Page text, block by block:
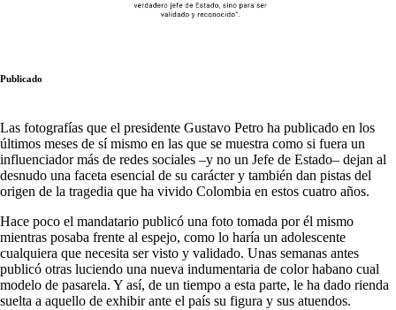
Publicado
Las fotografías que el presidente Gustavo Petro ha publicado en los
últimos meses de sí mismo en las que se muestra como si fuera un
influenciador más de redes sociales –y no un Jefe de Estado– dejan al
desnudo una faceta esencial de su carácter y también dan pistas del
origen de la tragedia que ha vivido Colombia en estos cuatro años.
Hace poco el mandatario publicó una foto tomada por él mismo
mientras posaba frente al espejo, como lo haría un adolescente
cualquiera que necesita ser visto y validado. Unas semanas antes
publicó otras luciendo una nueva indumentaria de color habano cual
modelo de pasarela. Y así, de un tiempo a esta parte, le ha dado rienda
suelta a aquello de exhibir ante el país su figura y sus atuendos.